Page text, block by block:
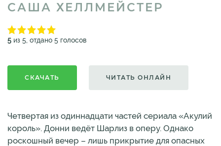
САША ХЕЛЛМЕЙСТЕР
5 из 5, отдано 5 голосов
СКАЧАТЬ ЧИТАТЬ ОНЛАЙН
Четвертая из одиннадцати частей сериала «Акулий
король». Донни ведёт Шарлиз в оперу. Однако
роскошный вечер – лишь прикрытие для опасных